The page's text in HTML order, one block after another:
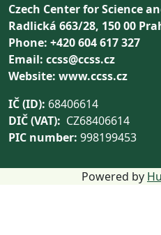
Czech Center for Science
Radlická 663/28, 150 00
Phone: +420 604 617 327
Email: ccss@ccss.cz
Website: www.ccss.cz
IČ (ID): 68406614
DIČ (VAT): CZ68406614
PIC number: 998199453
Powered by